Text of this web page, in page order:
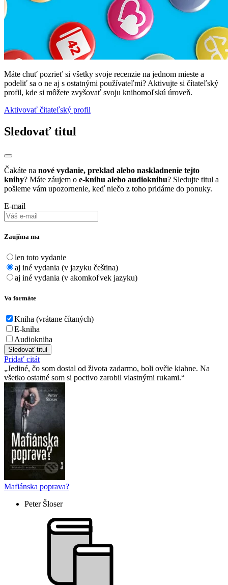
Máte chuť pozrieť si všetky svoje recenzie na jednom mieste a
podeliť sa o ne aj s ostatnými používateľmi? Aktivujte si čítateľský
profil, kde si môžete zvyšovať svoju knihomoľskú úroveň.
Aktivovať čitateľský profil
Sledovať titul
Čakáte na nové vydanie, preklad alebo naskladnenie tejto
knihy? Máte záujem o e-knihu alebo audioknihu? Sledujte titul a
pošleme vám upozornenie, keď niečo z toho pridáme do ponuky.
E-mail
Zaujíma ma
len toto vydanie
aj iné vydania (v jazyku čeština)
aj iné vydania (v akomkoľvek jazyku)
Vo formáte
Kniha (vrátane čítaných)
E-kniha
Audiokniha
Sledovať titul
Pridať citát
Jediné, čo som dostal od života zadarmo, boli ovčie kiahne. Na
všetko ostatné som si poctivo zarobil vlastnými rukami.
Mafiánska poprava?
Peter Šloser